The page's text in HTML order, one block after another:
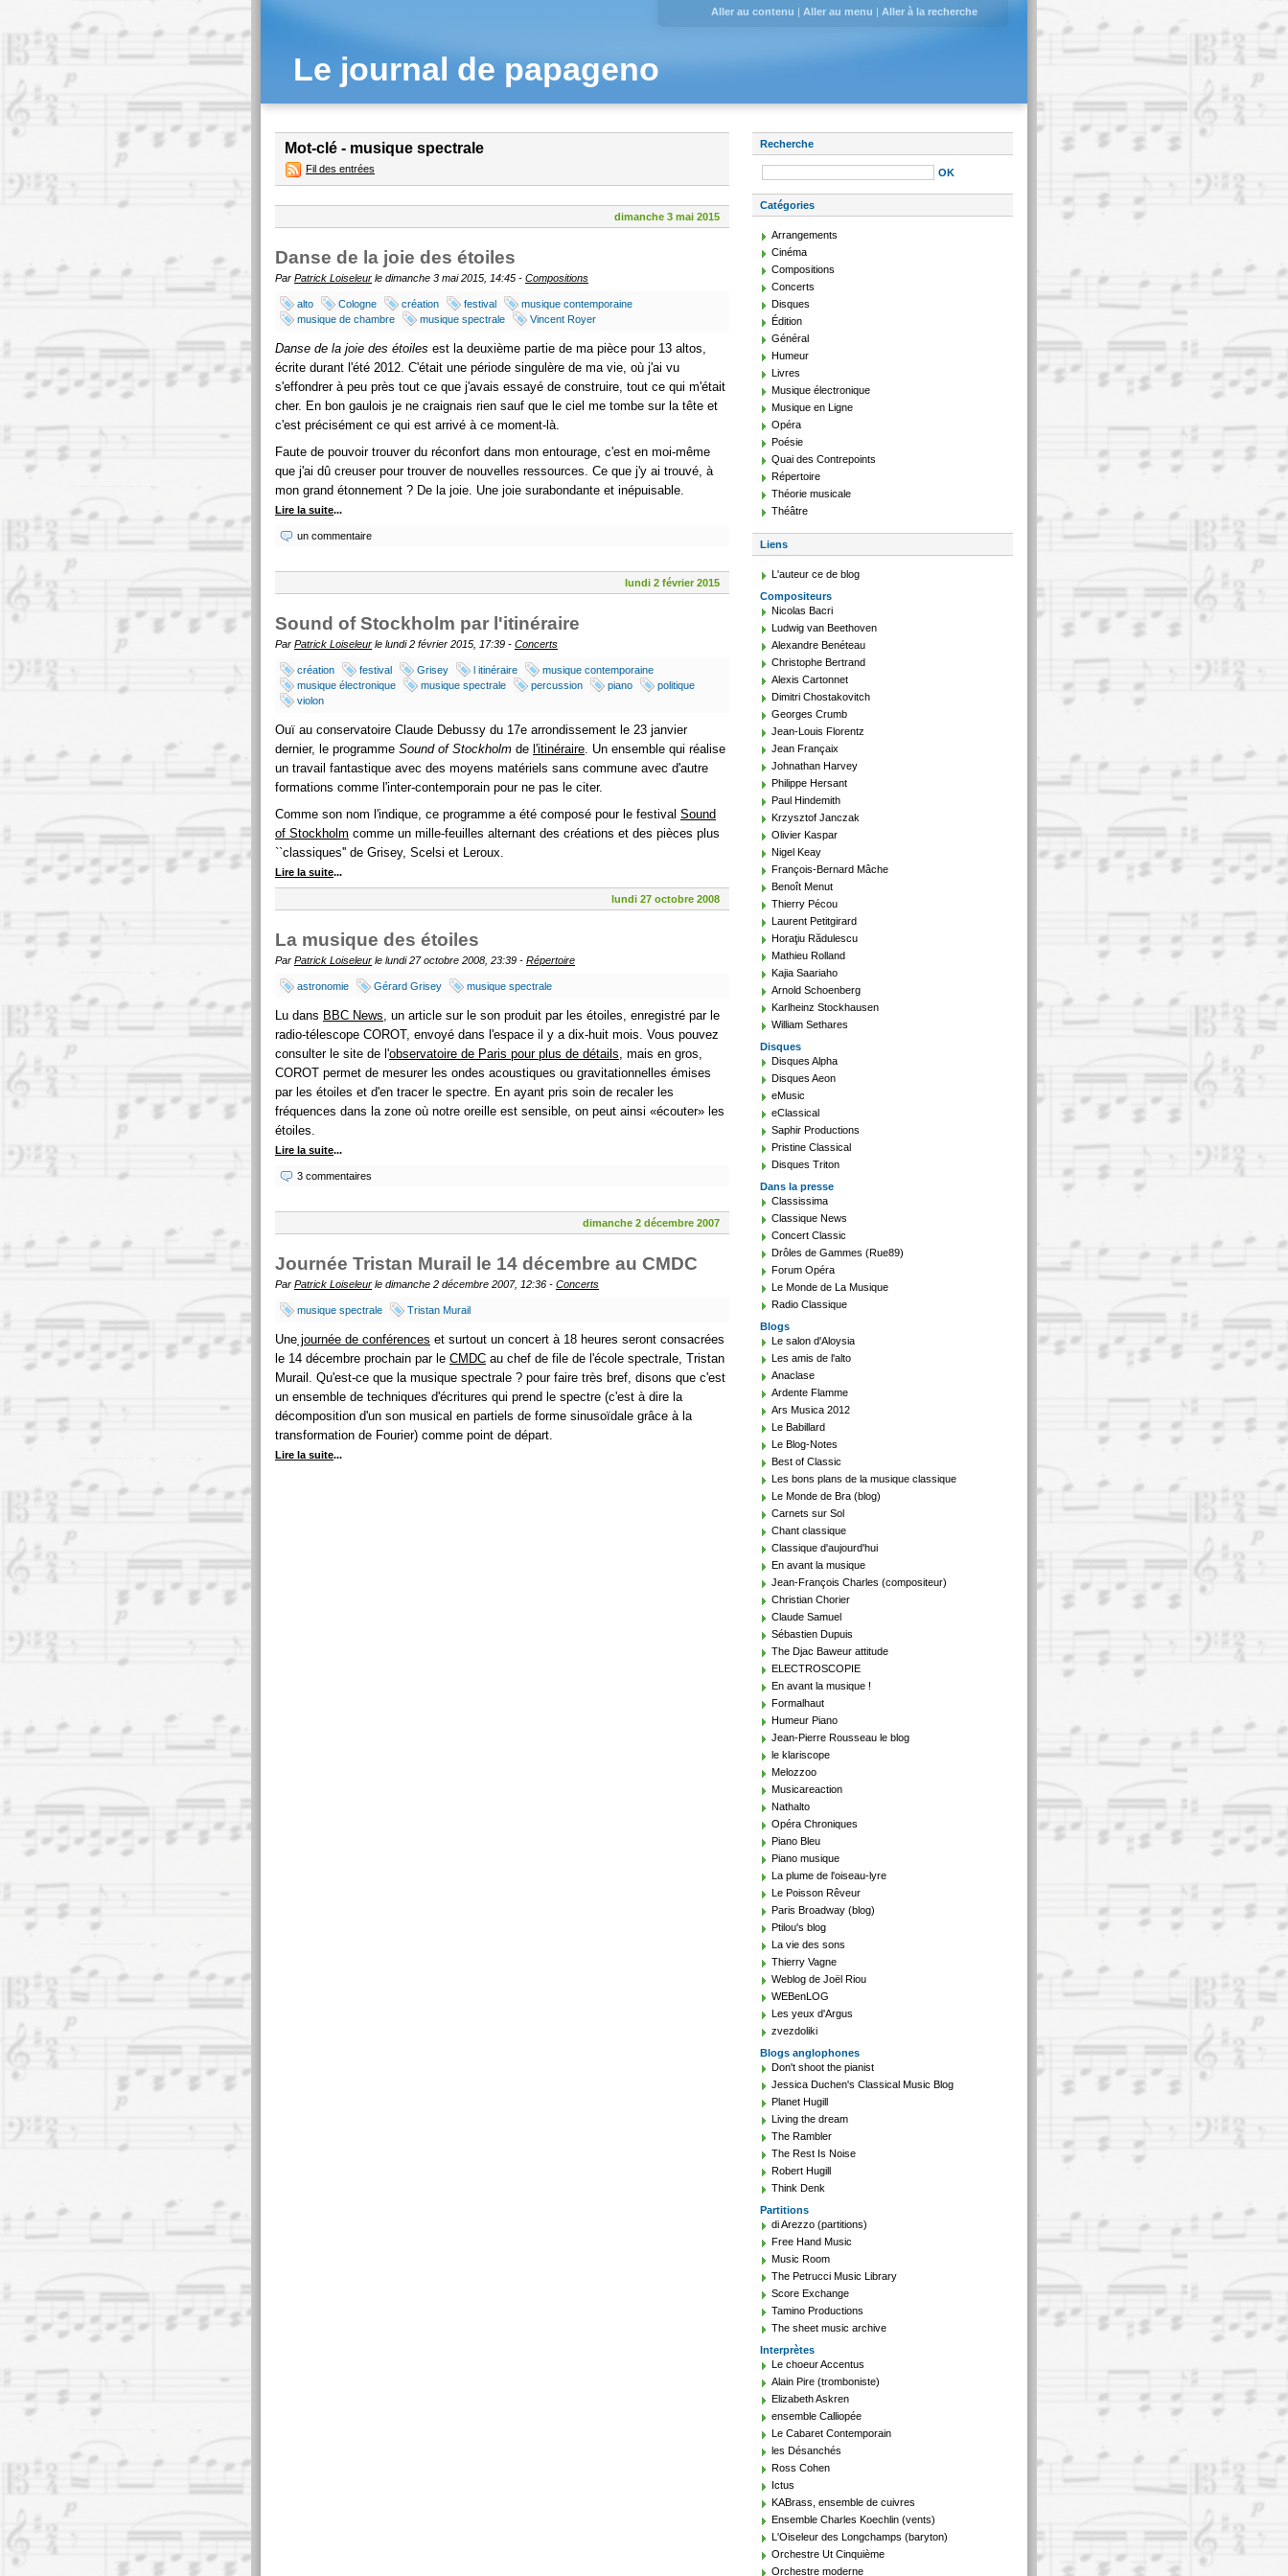
Le journal de papageno
Aller au contenu | Aller au menu | Aller à la recherche
Mot-clé - musique spectrale
Fil des entrées
dimanche 3 mai 2015
Danse de la joie des étoiles
Par Patrick Loiseleur le dimanche 3 mai 2015, 14:45 - Compositions
alto Cologne création festival
musique contemporaine
musique de chambre
musique spectrale Vincent Royer
Danse de la joie des étoiles est la deuxième partie de ma pièce pour 13 altos,
écrite durant l'été 2012. C'était une période singulère de ma vie, où j'ai vu
s'effondrer à peu près tout ce que j'avais essayé de construire, tout ce qui m'était
cher. En bon gaulois je ne craignais rien sauf que le ciel me tombe sur la tête et
c'est précisément ce qui est arrivé à ce moment-là.
Faute de pouvoir trouver du réconfort dans mon entourage, c'est en moi-même
que j'ai dû creuser pour trouver de nouvelles ressources. Ce que j'y ai trouvé, à
mon grand étonnement ? De la joie. Une joie surabondante et inépuisable.
Lire la suite...
un commentaire
lundi 2 février 2015
Sound of Stockholm par l'itinéraire
Par Patrick Loiseleur le lundi 2 février 2015, 17:39 - Concerts
création festival Grisey l itinéraire
musique contemporaine
musique électronique
musique spectrale percussion piano
politique
violon
Ouï au conservatoire Claude Debussy du 17e arrondissement le 23 janvier
dernier, le programme Sound of Stockholm de l'itinéraire. Un ensemble qui réalise
un travail fantastique avec des moyens matériels sans commune avec d'autre
formations comme l'inter-contemporain pour ne pas le citer.
Comme son nom l'indique, ce programme a été composé pour le festival Sound
of Stockholm comme un mille-feuilles alternant des créations et des pièces plus
``classiques'' de Grisey, Scelsi et Leroux.
Lire la suite...
lundi 27 octobre 2008
La musique des étoiles
Par Patrick Loiseleur le lundi 27 octobre 2008, 23:39 - Répertoire
astronomie Gérard Grisey musique spectrale
Lu dans BBC News, un article sur le son produit par les étoiles, enregistré par le
radio-télescope COROT, envoyé dans l'espace il y a dix-huit mois. Vous pouvez
consulter le site de l'observatoire de Paris pour plus de détails, mais en gros,
COROT permet de mesurer les ondes acoustiques ou gravitationnelles émises
par les étoiles et d'en tracer le spectre. En ayant pris soin de recaler les
fréquences dans la zone où notre oreille est sensible, on peut ainsi
écouter
les
étoiles.
Lire la suite...
3 commentaires
dimanche 2 décembre 2007
Journée Tristan Murail le 14 décembre au CMDC
Par Patrick Loiseleur le dimanche 2 décembre 2007, 12:36 - Concerts
musique spectrale Tristan Murail
Une journée de conférences et surtout un concert à 18 heures seront consacrées
le 14 décembre prochain par le CMDC au chef de file de l'école spectrale, Tristan
Murail. Qu'est-ce que la musique spectrale ? pour faire très bref, disons que c'est
un ensemble de techniques d'écritures qui prend le spectre (c'est à dire la
décomposition d'un son musical en partiels de forme sinusoïdale grâce à la
transformation de Fourier) comme point de départ.
Lire la suite...
Recherche
Catégories
Arrangements
Cinéma
Compositions
Concerts
Disques
Édition
Général
Humeur
Livres
Musique électronique
Musique en Ligne
Opéra
Poésie
Quai des Contrepoints
Répertoire
Théorie musicale
Théâtre
Liens
L'auteur ce de blog
Compositeurs
Nicolas Bacri
Ludwig van Beethoven
Alexandre Benéteau
Christophe Bertrand
Alexis Cartonnet
Dimitri Chostakovitch
Georges Crumb
Jean-Louis Florentz
Jean Françaix
Johnathan Harvey
Philippe Hersant
Paul Hindemith
Krzysztof Janczak
Olivier Kaspar
Nigel Keay
François-Bernard Mâche
Benoît Menut
Thierry Pécou
Laurent Petitgirard
Horaţiu Rădulescu
Mathieu Rolland
Kajia Saariaho
Arnold Schoenberg
Karlheinz Stockhausen
William Sethares
Disques
Disques Alpha
Disques Aeon
eMusic
eClassical
Saphir Productions
Pristine Classical
Disques Triton
Dans la presse
Classissima
Classique News
Concert Classic
Drôles de Gammes (Rue89)
Forum Opéra
Le Monde de La Musique
Radio Classique
Blogs
Le salon d'Aloysia
Les amis de l'alto
Anaclase
Ardente Flamme
Ars Musica 2012
Le Babillard
Le Blog-Notes
Best of Classic
Les bons plans de la musique classique
Le Monde de Bra (blog)
Carnets sur Sol
Chant classique
Classique d'aujourd'hui
En avant la musique
Jean-François Charles (compositeur)
Christian Chorier
Claude Samuel
Sébastien Dupuis
The Djac Baweur attitude
ELECTROSCOPIE
En avant la musique !
Formalhaut
Humeur Piano
Jean-Pierre Rousseau le blog
le klariscope
Melozzoo
Musicareaction
Nathalto
Opéra Chroniques
Piano Bleu
Piano musique
La plume de l'oiseau-lyre
Le Poisson Rêveur
Paris Broadway (blog)
Ptilou's blog
La vie des sons
Thierry Vagne
Weblog de Joël Riou
WEBenLOG
Les yeux d'Argus
zvezdoliki
Blogs anglophones
Don't shoot the pianist
Jessica Duchen's Classical Music Blog
Planet Hugill
Living the dream
The Rambler
The Rest Is Noise
Robert Hugill
Think Denk
Partitions
di Arezzo (partitions)
Free Hand Music
Music Room
The Petrucci Music Library
Score Exchange
Tamino Productions
The sheet music archive
Interprètes
Le choeur Accentus
Alain Pire (tromboniste)
Elizabeth Askren
ensemble Calliopée
Le Cabaret Contemporain
les Désanchés
Ross Cohen
Ictus
KABrass, ensemble de cuivres
Ensemble Charles Koechlin (vents)
L'Oiseleur des Longchamps (baryton)
Orchestre Ut Cinquième
Orchestre moderne